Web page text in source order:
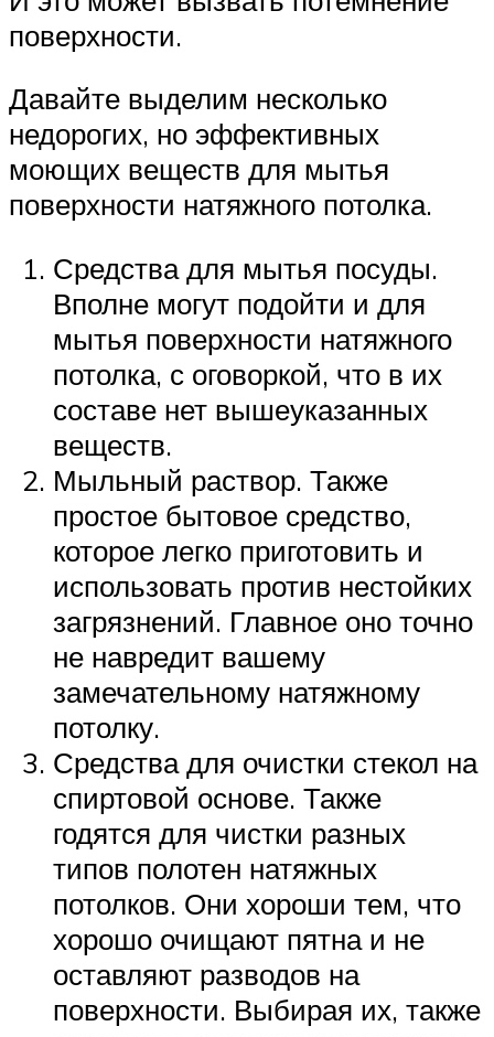
поверхности.
Давайте выделим несколько
недорогих, но эффективных
моющих веществ для мытья
поверхности натяжного потолка.
Средства для мытья посуды.
Вполне могут подойти и для
мытья поверхности натяжного
потолка, с оговоркой, что в их
составе нет вышеуказанных
веществ.
Мыльный раствор. Также
простое бытовое средство,
которое легко приготовить и
использовать против нестойких
загрязнений. Главное оно точно
не навредит вашему
замечательному натяжному
потолку.
Средства для очистки стекол на
спиртовой основе. Также
годятся для чистки разных
типов полотен натяжных
потолков. Они хороши тем, что
хорошо очищают пятна и не
оставляют разводов на
поверхности. Выбирая их, также